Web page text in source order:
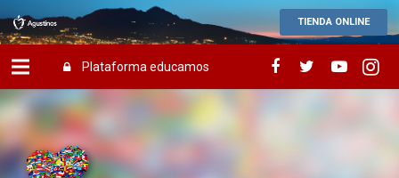
TIENDA ONLINE
Plataforma educamos